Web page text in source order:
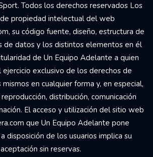
Todos los derechos reservados Los
propiedad intelectual del web
su código fuente, diseño, estructura de
de datos y los distintos elementos en él
de Un Equipo Adelante a quien
exclusivo de los derechos de
en cualquier forma y, en especial,
distribución, comunicación
El acceso y utilización del sitio web
que Un Equipo Adelante pone
disposición de los usuarios implica su
aceptación sin reservas.